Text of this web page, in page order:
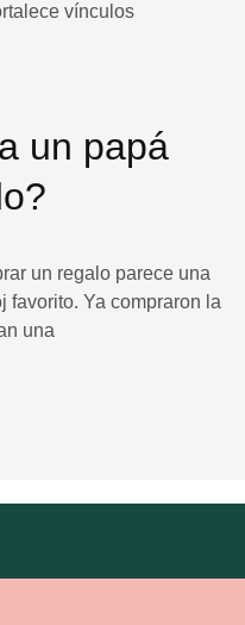
vínculos
un papá
un regalo parece una
favorito. Ya compraron la
una